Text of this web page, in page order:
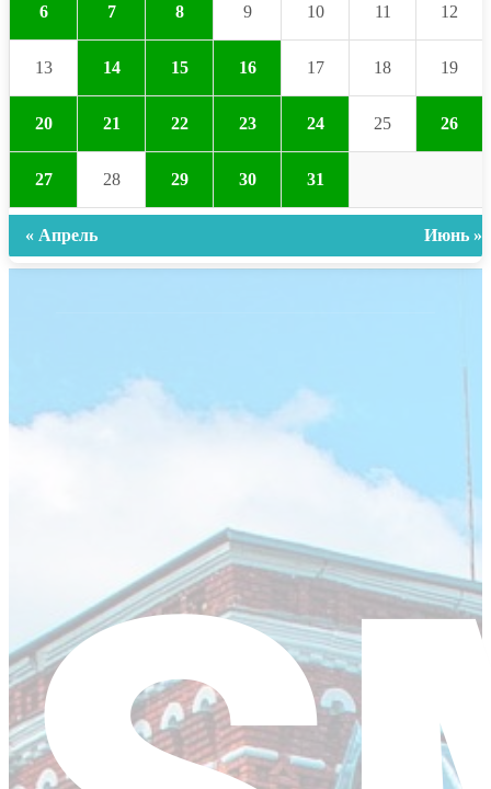
6 7 8 9 10 11 12
13 14 15 16 17 18 19
20 21 22 23 24 25 26
27 28 29 30 31
« Апрель Июнь »